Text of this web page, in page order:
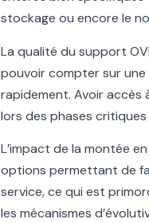
stockage ou encore le
La qualité du support
pouvoir compter sur
rapidement. Avoir accès
lors des phases
L’impact de la montée
options permettant de
service, ce qui est
les mécanismes